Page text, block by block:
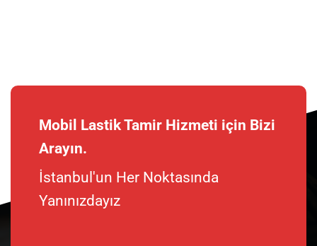
Mobil Lastik Tamir Hizmeti için Bizi
Arayın.
İstanbul'un Her Noktasında
Yanınızdayız